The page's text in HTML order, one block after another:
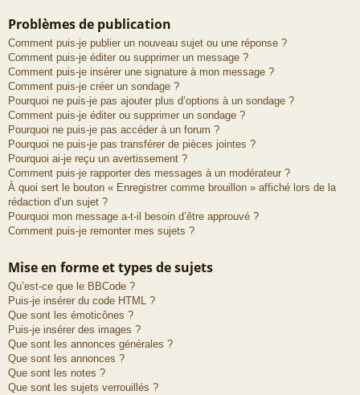
Problèmes de publication
Comment puis-je publier un nouveau sujet ou une réponse ?
Comment puis-je éditer ou supprimer un message ?
Comment puis-je insérer une signature à mon message ?
Comment puis-je créer un sondage ?
Pourquoi ne puis-je pas ajouter plus d’options à un sondage ?
Comment puis-je éditer ou supprimer un sondage ?
Pourquoi ne puis-je pas accéder à un forum ?
Pourquoi ne puis-je pas transférer de pièces jointes ?
Pourquoi ai-je reçu un avertissement ?
Comment puis-je rapporter des messages à un modérateur ?
À quoi sert le bouton « Enregistrer comme brouillon » affiché lors de la
rédaction d’un sujet ?
Pourquoi mon message a-t-il besoin d’être approuvé ?
Comment puis-je remonter mes sujets ?
Mise en forme et types de sujets
Qu’est-ce que le BBCode ?
Puis-je insérer du code HTML ?
Que sont les émoticônes ?
Puis-je insérer des images ?
Que sont les annonces générales ?
Que sont les annonces ?
Que sont les notes ?
Que sont les sujets verrouillés ?